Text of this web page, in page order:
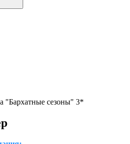
"Бархатные сезоны" 3*